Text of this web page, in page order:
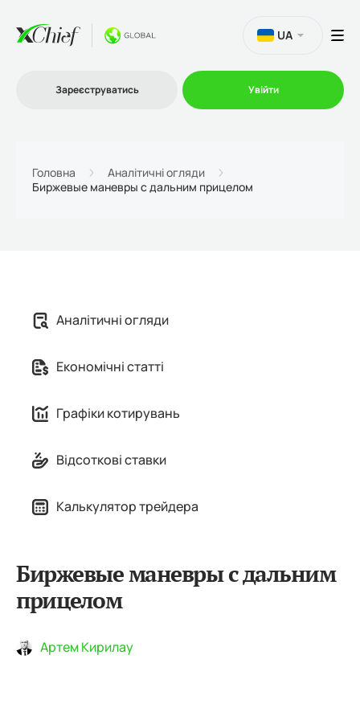
Партнерська програма
UA
Зареєструватись Увійти
Головна
Аналітичні огляди
Биржевые маневры с дальним прицелом
Аналітичні огляди
Економічні статті
Графіки котирувань
Відсоткові ставки
Калькулятор трейдера
Биржевые маневры с дальним
прицелом
Артем Кирилау